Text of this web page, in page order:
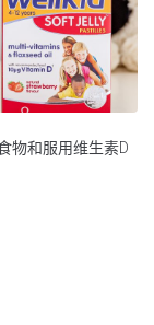
物和服用维生素D